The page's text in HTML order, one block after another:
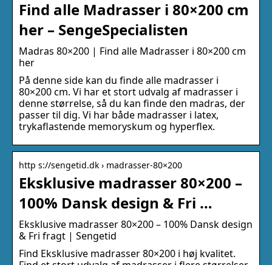
Find alle Madrasser i 80×200 cm
her – SengeSpecialisten
Madras 80×200 | Find alle Madrasser i 80×200 cm
her
På denne side kan du finde alle madrasser i
80×200 cm. Vi har et stort udvalg af madrasser i
denne størrelse, så du kan finde den madras, der
passer til dig. Vi har både madrasser i latex,
trykaflastende memoryskum og hyperflex.
http s://sengetid.dk › madrasser-80×200
Eksklusive madrasser 80×200 –
100% Dansk design & Fri …
Eksklusive madrasser 80×200 – 100% Dansk design
& Fri fragt | Sengetid
Find Eksklusive madrasser 80×200 i høj kvalitet.